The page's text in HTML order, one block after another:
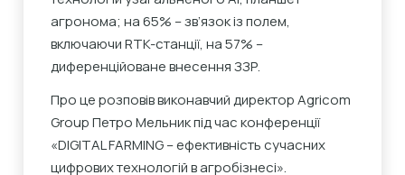
агронома; на 65% – зв’язок із полем,
включаючи RTK-станції, на 57% –
диференційоване внесення ЗЗР.
Про це розповів виконавчий директор Agricom
Group Петро Мельник під час конференції
«DIGITAL FARMING – ефективність сучасних
цифрових технологій в агробізнесі».